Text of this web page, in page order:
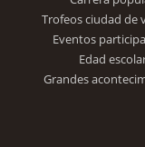
Trofeos ciudad de
Eventos
Edad
Grandes